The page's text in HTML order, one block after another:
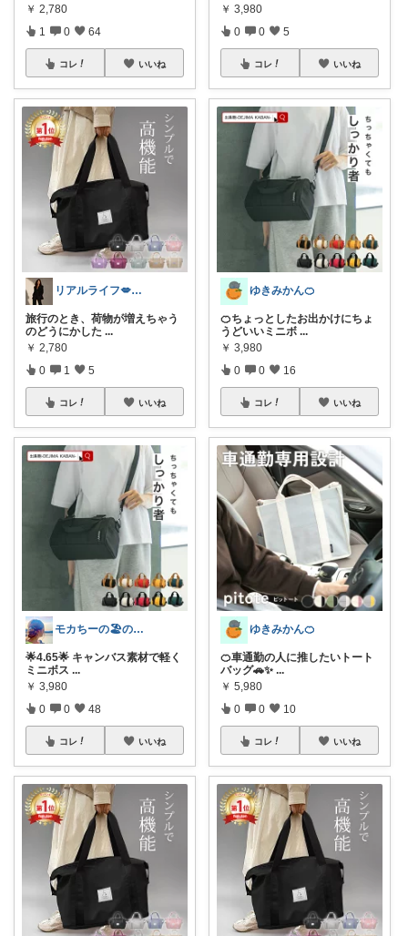
￥ 2,780
1 0 64
コレ いいね
リアルライフ💋✨✨✨
旅行のとき、荷物が増えちゃう
のどうにかした ...
￥ 2,780
0 1 5
コレ いいね
モカちーの🏖️のんびりライフ🐈✨
🌟4.65🌟 キャンバス素材で軽く
ミニボス ...
￥ 3,980
0 0 48
コレ いいね
￥ 3,980
0 0 5
コレ いいね
ゆきみかん🍊
🍊ちょっとしたお出かけにちょ
うどいいミニボ ...
￥ 3,980
0 0 16
コレ いいね
ゆきみかん🍊
🍊車通勤の人に推したいトート
バッグ🚗✨ ...
￥ 5,980
0 0 10
コレ いいね